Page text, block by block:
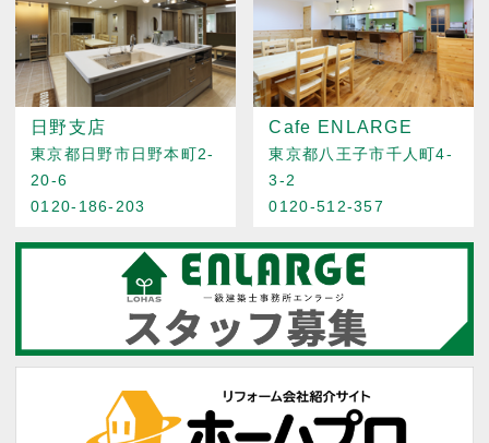
日野支店
東京都日野市日野本町2-
20-6
0120-186-203
Cafe ENLARGE
東京都八王子市千人町4-
3-2
0120-512-357